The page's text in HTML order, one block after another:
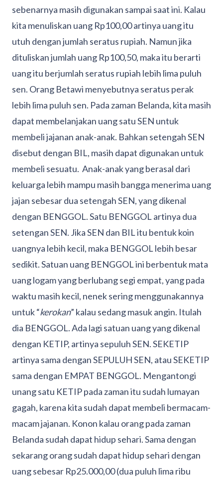
sebenarnya masih digunakan sampai saat ini. Kalau
kita menuliskan uang Rp100,00 artinya uang itu
utuh dengan jumlah seratus rupiah. Namun jika
dituliskan jumlah uang Rp100,50, maka itu berarti
uang itu berjumlah seratus rupiah lebih lima puluh
sen. Orang Betawi menyebutnya seratus perak
lebih lima puluh sen. Pada zaman Belanda, kita masih
dapat membelanjakan uang satu SEN untuk
membeli jajanan anak-anak. Bahkan setengah SEN
disebut dengan BIL, masih dapat digunakan untuk
membeli sesuatu. Anak-anak yang berasal dari
keluarga lebih mampu masih bangga menerima uang
jajan sebesar dua setengah SEN, yang dikenal
dengan BENGGOL. Satu BENGGOL artinya dua
setengan SEN. Jika SEN dan BIL itu bentuk koin
uangnya lebih kecil, maka BENGGOL lebih besar
sedikit. Satuan uang BENGGOL ini berbentuk mata
uang logam yang berlubang segi empat, yang pada
waktu masih kecil, nenek sering menggunakannya
untuk “kerokan” kalau sedang masuk angin. Itulah
dia BENGGOL. Ada lagi satuan uang yang dikenal
dengan KETIP, artinya sepuluh SEN. SEKETIP
artinya sama dengan SEPULUH SEN, atau SEKETIP
sama dengan EMPAT BENGGOL. Mengantongi
unang satu KETIP pada zaman itu sudah lumayan
gagah, karena kita sudah dapat membeli bermacam-
macam jajanan. Konon kalau orang pada zaman
Belanda sudah dapat hidup sehari. Sama dengan
sekarang orang sudah dapat hidup sehari dengan
uang sebesar Rp25.000,00 (dua puluh lima ribu